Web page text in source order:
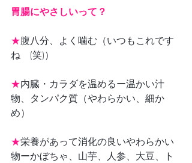
胃腸にやさしいって？
★腹八分、よく噛む（いつもこれです
ね　(笑)）
★内臓・カラダを温めるー温かい汁
物、タンパク質（やわらかい、細か
め）
★栄養があって消化の良いやわらかい
物ーかぼちゃ、山芋、人参、大豆、ト